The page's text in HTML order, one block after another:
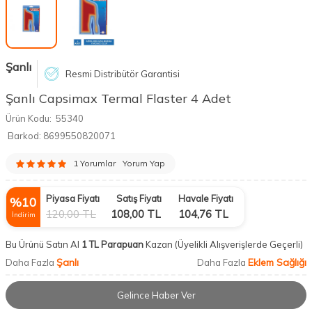
Şanlı Resmi Distribütör Garantisi
Şanlı Capsimax Termal Flaster 4 Adet
Ürün Kodu: 55340
Barkod: 8699550820071
1 Yorumlar Yorum Yap
%10
İndirim
Piyasa Fiyatı
120,00TL
Satış Fiyatı
108,00 TL
Havale Fiyatı
104,76 TL
Bu Ürünü Satın Al 1 TL ParapuanKazan (Üyelikli Alışverişlerde Geçerli)
Daha Fazla Şanlı Daha Fazla Eklem Sağlığı
Gelince Haber Ver